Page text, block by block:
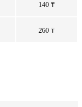
140 ₸
260 ₸